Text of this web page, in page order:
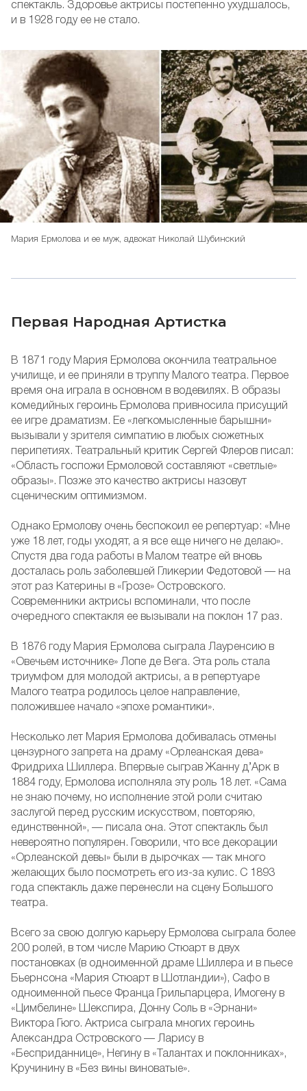
спектакль. Здоровье актрисы постепенно ухудшалось,
и в 1928 году ее не стало.
Мария Ермолова и ее муж, адвокат Николай Шубинский
Первая Народная Артистка
В 1871 году Мария Ермолова окончила театральное
училище, и ее приняли в труппу Малого театра. Первое
время она играла в основном в водевилях. В образы
комедийных героинь Ермолова привносила присущий
ее игре драматизм. Ее «легкомысленные барышни»
вызывали у зрителя симпатию в любых сюжетных
перипетиях. Театральный критик Сергей Флеров писал:
«Область госпожи Ермоловой составляют «светлые»
образы». Позже это качество актрисы назовут
сценическим оптимизмом.
Однако Ермолову очень беспокоил ее репертуар: «Мне
уже 18 лет, годы уходят, а я все еще ничего не делаю».
Спустя два года работы в Малом театре ей вновь
досталась роль заболевшей Гликерии Федотовой — на
этот раз Катерины в «Грозе» Островского.
Современники актрисы вспоминали, что после
очередного спектакля ее вызывали на поклон 17 раз.
В 1876 году Мария Ермолова сыграла Лауренсию в
«Овечьем источнике» Лопе де Вега. Эта роль стала
триумфом для молодой актрисы, а в репертуаре
Малого театра родилось целое направление,
положившее начало «эпохе романтики».
Несколько лет Мария Ермолова добивалась отмены
цензурного запрета на драму «Орлеанская дева»
Фридриха Шиллера. Впервые сыграв Жанну д’Арк в
1884 году, Ермолова исполняла эту роль 18 лет. «Сама
не знаю почему, но исполнение этой роли считаю
заслугой перед русским искусством, повторяю,
единственной», — писала она. Этот спектакль был
невероятно популярен. Говорили, что все декорации
«Орлеанской девы» были в дырочках — так много
желающих было посмотреть его из-за кулис. С 1893
года спектакль даже перенесли на сцену Большого
театра.
Всего за свою долгую карьеру Ермолова сыграла более
200 ролей, в том числе Марию Стюарт в двух
постановках (в одноименной драме Шиллера и в пьесе
Бьернсона «Мария Стюарт в Шотландии»), Сафо в
одноименной пьесе Франца Грильпарцера, Имогену в
«Цимбелине» Шекспира, Донну Соль в «Эрнани»
Виктора Гюго. Актриса сыграла многих героинь
Александра Островского — Ларису в
«Бесприданнице», Негину в «Талантах и поклонниках»,
Кручинину в «Без вины виноватые».